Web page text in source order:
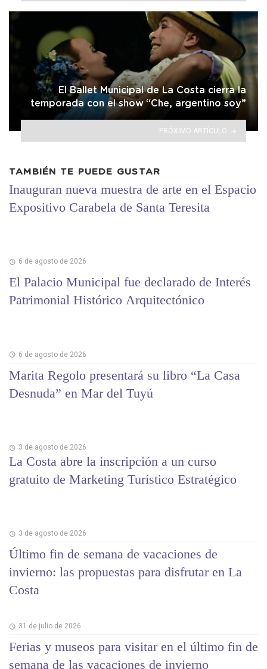
El Ballet Municipal de La Costa cierra la
temporada con el show “Che, argentino soy”
PRÓXIMO ARTÍCULO
TAMBIÉN TE PUEDE GUSTAR
Inauguran nueva muestra de arte en el Espacio
Expositivo Carabela de Santa Teresita
6 de agosto de 2026
El Palacio Municipal fue declarado de Interés
Patrimonial Histórico Arquitectónico
6 de agosto de 2026
Marita Regolo presentará su libro “La Casa
Desnuda” en Mar del Tuyú
3 de agosto de 2026
La Costa abre la inscripción a un curso
gratuito de Marketing Turístico Estratégico
3 de agosto de 2026
Último fin de semana de vacaciones de
invierno: las propuestas para disfrutar en La
Costa
31 de julio de 2026
Ferias y museos para visitar en el último fin de
semana de las vacaciones de invierno